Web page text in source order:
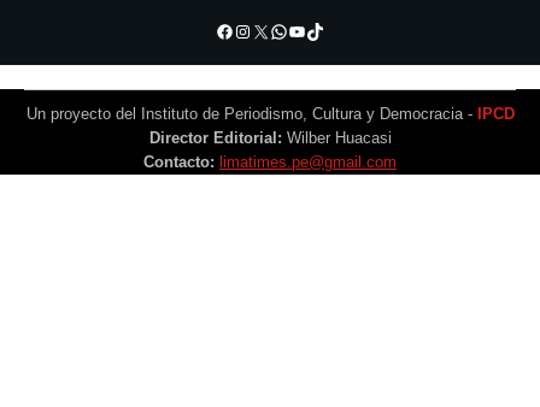
Facebook
Instagram
X WhatsApp
YouTube
TikTok
Un proyecto del Instituto de Periodismo, Cultura y Democracia - IPCD
Director Editorial: Wilber Huacasi
Contacto: limatimes.pe@gmail.com